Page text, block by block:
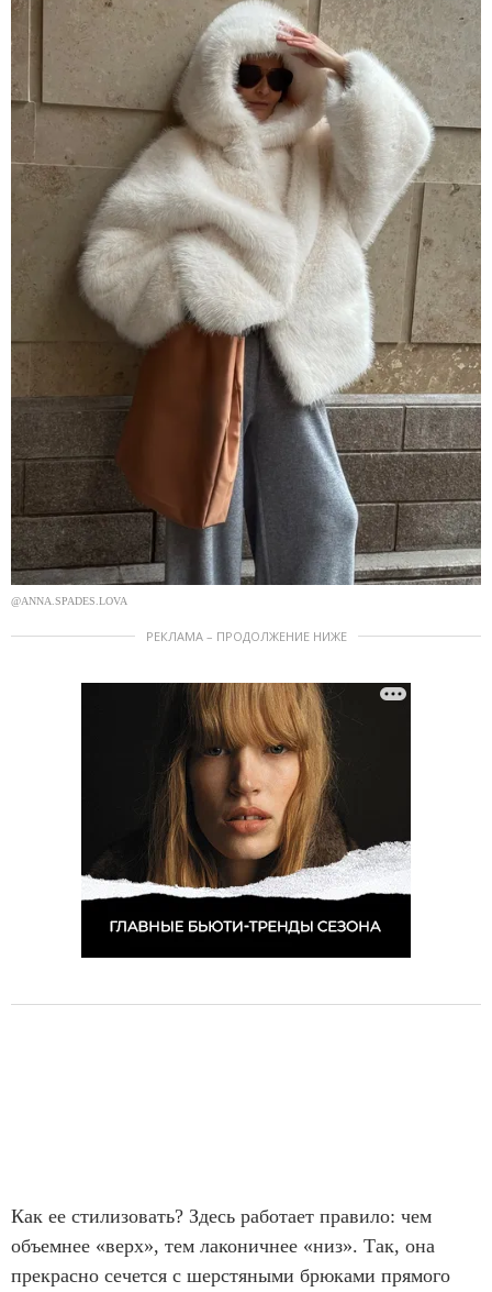
@ANNA.SPADES.LOVA
РЕКЛАМА – ПРОДОЛЖЕНИЕ НИЖЕ
Как ее стилизовать? Здесь работает правило: чем
объемнее «верх», тем лаконичнее «низ». Так, она
прекрасно сечется с шерстяными брюками прямого